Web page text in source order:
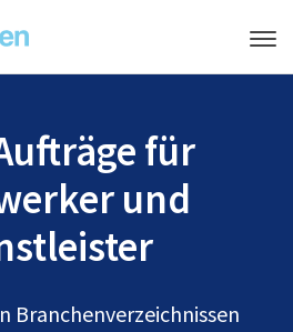
für
und
Branchenverzeichnissen